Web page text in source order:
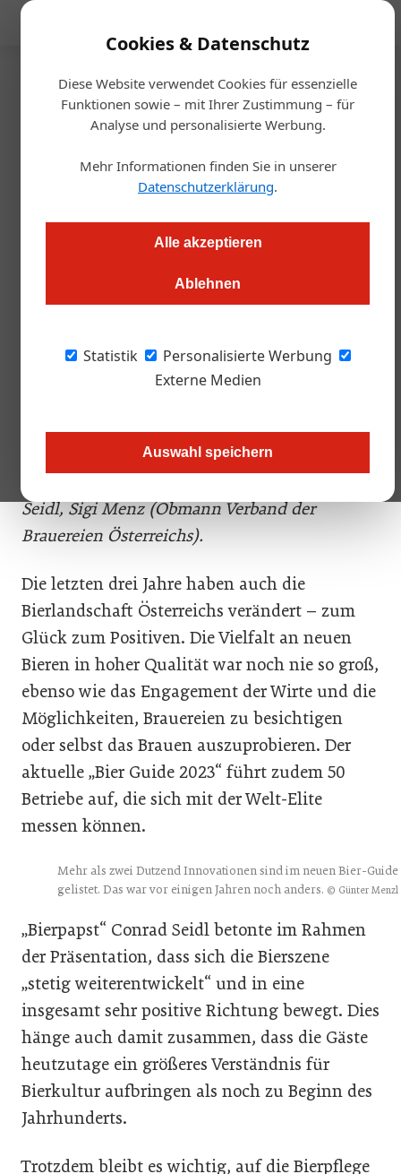
Cookies & Datenschutz
Diese Website verwendet Cookies für essenzielle
Funktionen sowie – mit Ihrer Zustimmung – für
Analyse und personalisierte Werbung.
Mehr Informationen finden Sie in unserer
Datenschutzerklärung.
Alle akzeptieren
Ablehnen
Statistik
Personalisierte Werbung
Externe Medien
Auswahl speichern
Startseite/Gastro & Hotel
Österreichs Bierkultur ist
Weltspitze
02.05.2023, 13:58 Uhr
Conrad Seidls Bier-Guide 2023 ist eine Verneigung vor der
Format. Doch es gibt auch Überraschungen.
Bierszene kam zur Präsentation des Bier-Guide
2023 im Praterwirt. Im Bild: Florian Berger (GF
Seidl, Sigi Menz (Obmann Verband der
Brauereien Österreichs).
Die letzten drei Jahre haben auch die
Bierlandschaft Österreichs verändert – zum
Glück zum Positiven. Die Vielfalt an neuen
Bieren in hoher Qualität war noch nie so groß,
ebenso wie das Engagement der Wirte und die
Möglichkeiten, Brauereien zu besichtigen
oder selbst das Brauen auszuprobieren. Der
aktuelle „Bier Guide 2023“ führt zudem 50
Betriebe auf, die sich mit der Welt-Elite
messen können.
Mehr als zwei Dutzend Innovationen sind im neuen Bier-Guide
gelistet. Das war vor einigen Jahren noch anders. © Günter Menzl
„Bierpapst“ Conrad Seidl betonte im Rahmen
der Präsentation, dass sich die Bierszene
„stetig weiterentwickelt“ und in eine
insgesamt sehr positive Richtung bewegt. Dies
hänge auch damit zusammen, dass die Gäste
heutzutage ein größeres Verständnis für
Bierkultur aufbringen als noch zu Beginn des
Jahrhunderts.
Trotzdem bleibt es wichtig, auf die Bierpflege